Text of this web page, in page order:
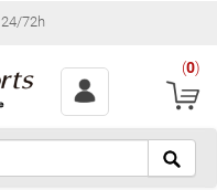
24/72h
(0)